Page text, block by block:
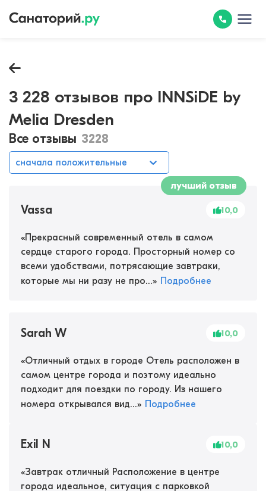
3 228 отзывов про INNSiDE by
Melia Dresden
Все отзывы 3228
сначала положительные
лучший отзыв
Vassa 10,0
«Прекрасный современный отель в самом
сердце старого города. Просторный номер со
всеми удобствами, потрясающие завтраки,
которые мы ни разу не про...» Подробнее
Sarah W 10,0
«Отличный отдых в городе Отель расположен в
самом центре города и поэтому идеально
подходит для поездки по городу. Из нашего
номера открывался вид...» Подробнее
Exil N 10,0
«Завтрак отличный Расположение в центре
города идеальное, ситуация с парковкой